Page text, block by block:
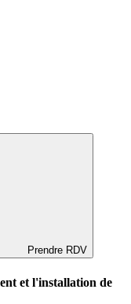
Prendre RDV
et l'installation de